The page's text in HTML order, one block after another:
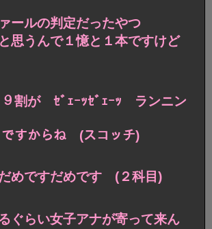
ールの判定だったやつ
思うんで１憶と１本ですけど
割が ｾﾞｪｰｯｾﾞｪｰｯ ランニン
すからね (スコッチ)
めですだめです (２科目)
ぐらい女子アナが寄って来ん